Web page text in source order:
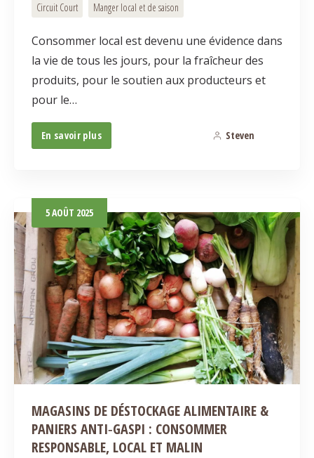
Circuit Court Manger local et de saison
Consommer local est devenu une évidence dans
la vie de tous les jours, pour la fraîcheur des
produits, pour le soutien aux producteurs et
pour le…
En savoir plus Steven
5AOÛT 2025
MAGASINS DE DÉSTOCKAGE ALIMENTAIRE &
PANIERS ANTI‑GASPI : CONSOMMER
RESPONSABLE, LOCAL ET MALIN